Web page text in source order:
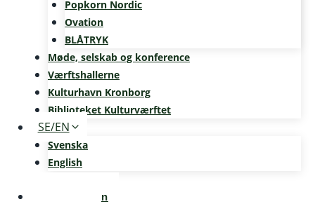
Popkorn Nordic
Ovation
BLÅTRYK
Møde, selskab og konference
Værftshallerne
Kulturhavn Kronborg
Biblioteket Kulturværftet
SE/EN
Svenska
English
Kalenderen